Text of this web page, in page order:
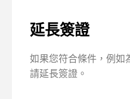
延長簽證
如果您符合條件，例如
請延長簽證。